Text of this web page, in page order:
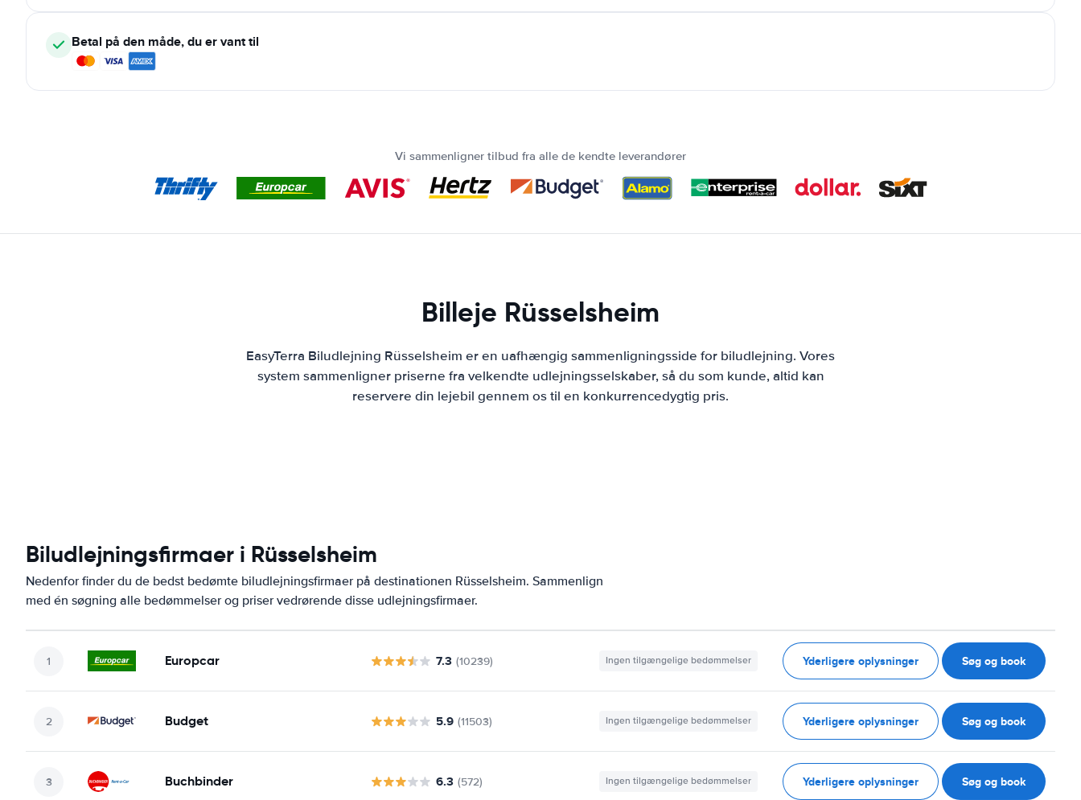
Betal på den måde, du er vant til
Vi sammenligner tilbud fra alle de kendte leverandører
Billeje Rüsselsheim
EasyTerra Biludlejning Rüsselsheim er en uafhængig sammenligningsside for biludlejning. Vores
system sammenligner priserne fra velkendte udlejningsselskaber, så du som kunde, altid kan
reservere din lejebil gennem os til en konkurrencedygtig pris.
Biludlejningsfirmaer i Rüsselsheim
Nedenfor finder du de bedst bedømte biludlejningsfirmaer på destinationen Rüsselsheim. Sammenlign
med én søgning alle bedømmelser og priser vedrørende disse udlejningsfirmaer.
Europcar 7.3 (10239) Ingen tilgængelige bedømmelser Yderligere oplysninger Søg og book
Budget 5.9 (11503) Ingen tilgængelige bedømmelser Yderligere oplysninger Søg og book
Buchbinder 6.3 (572) Ingen tilgængelige bedømmelser Yderligere oplysninger Søg og book